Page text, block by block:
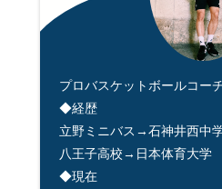
プロバスケットボールコー
◆経歴
立野ミニバス→石神井西中
八王子高校→日本体育大学
◆現在